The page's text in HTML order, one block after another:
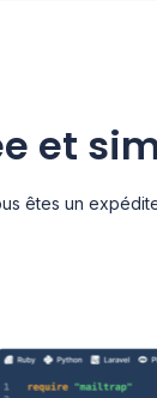
et
êtes un